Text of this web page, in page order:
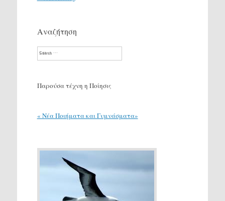
Αναζήτηση
Search
Παρούσα τέχνη η Ποίησις
« Νέα Ποιήματα και Γυμνάσματα»